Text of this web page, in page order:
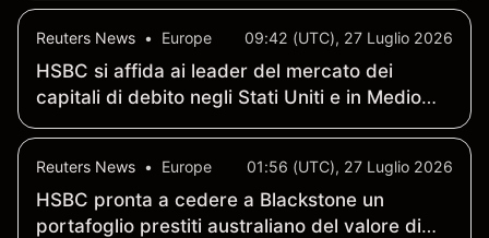
Reuters News • Europe 09:42 (UTC), 27 Luglio 2026
HSBC si affida ai leader del mercato dei
capitali di debito negli Stati Uniti e in Medio
Oriente - Bloomberg News
Reuters News • Europe 01:56 (UTC), 27 Luglio 2026
HSBC pronta a cedere a Blackstone un
portafoglio prestiti australiano del valore di